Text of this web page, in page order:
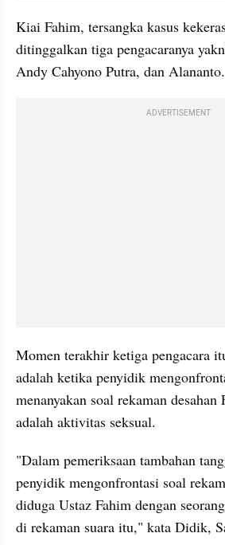
Kiai Fahim, tersangka kasus
ditinggalkan tiga pengacaranya
Andy Cahyono Putra, dan Alananto.
ADVERTISEMENT
Momen terakhir ketiga pengacara
adalah ketika penyidik
menanyakan soal rekaman
adalah aktivitas seksual.
"Dalam pemeriksaan tambahan
penyidik mengonfrontasi soal
diduga Ustaz Fahim dengan
di rekaman suara itu," kata Didik,